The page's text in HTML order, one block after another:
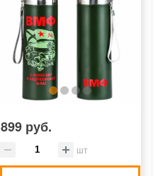
899 руб.
шт